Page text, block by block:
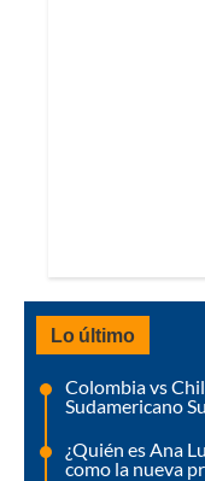
Lo último
Colombia vs
Sudamericano
¿Quién es Ana
como la nueva